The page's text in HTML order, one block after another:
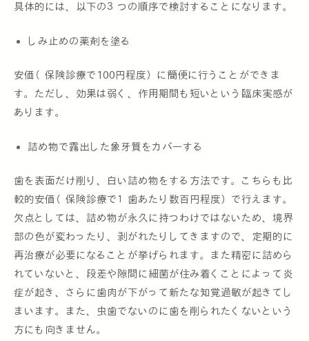
具体的には、以下の３つの順序で検討することになります。
しみ止めの薬剤を塗る
安価（保険診療で100円程度）に簡便に行うことができま
す。ただし、効果は弱く、作用期間も短いという臨床実感が
あります。
詰め物で露出した象牙質をカバーする
歯を表面だけ削り、白い詰め物をする方法です。こちらも比
較的安価（保険診療で１歯あたり数百円程度）で行えます。
欠点としては、詰め物が永久に持つわけではないため、境界
部の色が変わったり、剥がれたりしてきますので、定期的に
再治療が必要になることが挙げられます。また精密に詰めら
れていないと、段差や隙間に細菌が住み着くことによって炎
症が起き、さらに歯肉が下がって新たな知覚過敏が起きてし
まいます。また、虫歯でないのに歯を削られたくないという
方にも向きません。